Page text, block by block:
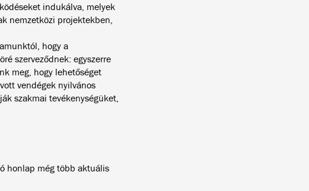
indukálva, melyek
nemzetközi projektekben,
hogy a
szerveződnek: egyszerre
meg, hogy lehetőséget
vendégek nyilvános
szakmai tevékenységüket,
honlap még több aktuális